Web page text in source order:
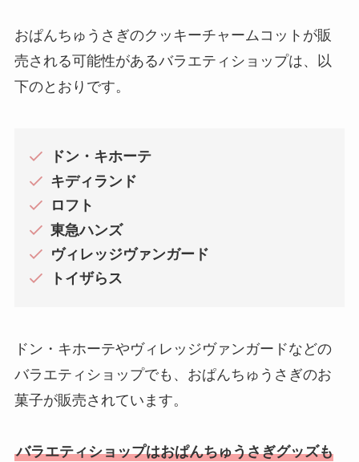
おぱんちゅうさぎのクッキーチャームコットが販
売される可能性があるバラエティショップは、以
下のとおりです。
ドン・キホーテ
キディランド
ロフト
東急ハンズ
ヴィレッジヴァンガード
トイザらス
ドン・キホーテやヴィレッジヴァンガードなどの
バラエティショップでも、おぱんちゅうさぎのお
菓子が販売されています。
バラエティショップはおぱんちゅうさぎグッズも